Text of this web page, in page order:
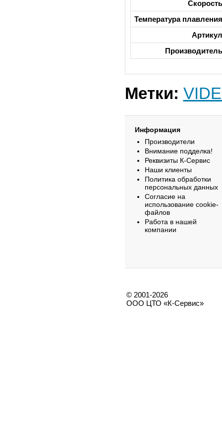
Скорость
Температура плавления
Артикул
Производитель
Метки:
Информация
Производители
Внимание подделка!
Реквизиты К-Сервис
Наши клиенты
Политика обработки
персональных данных
Согласие на
использование cookie-
файлов
Работа в нашей
компании
© 2001-2026
ООО ЦТО «К-Сервис»